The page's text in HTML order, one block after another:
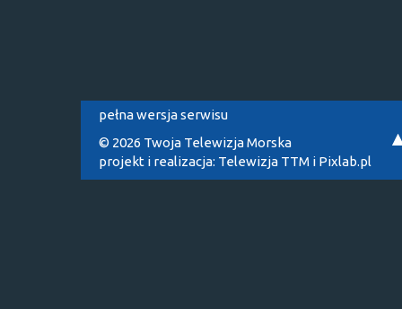
pełna wersja serwisu
© 2026 Twoja Telewizja Morska
projekt i realizacja: Telewizja TTM i Pixlab.pl